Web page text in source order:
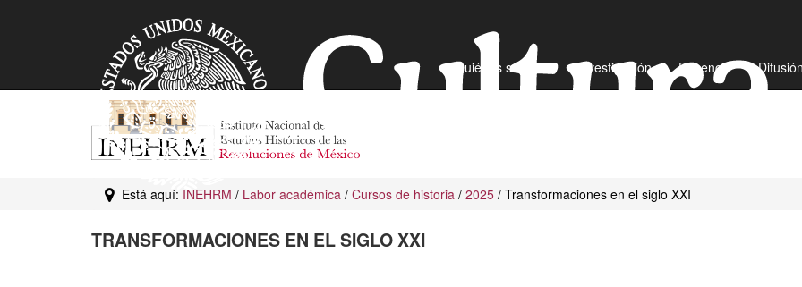
¿Quiénes somos? Investigación Docencia Difusión
Está aquí: INEHRM / Labor académica / Cursos de historia / 2025 / Transformaciones en el siglo XXI
TRANSFORMACIONES EN EL SIGLO XXI